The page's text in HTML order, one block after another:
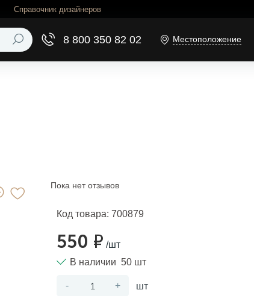
Справочник дизайнеров
Местоположение
8 800 350 82 02
Пока нет отзывов
Код товара: 700879
550 ₽ /шт
В наличии 50 шт
- + шт